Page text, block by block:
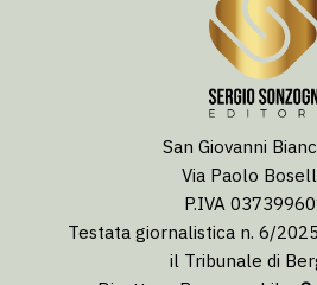
San Giovanni
Via Paolo
P.IVA
Testata giornalistica n. 6/
il Tribunale di